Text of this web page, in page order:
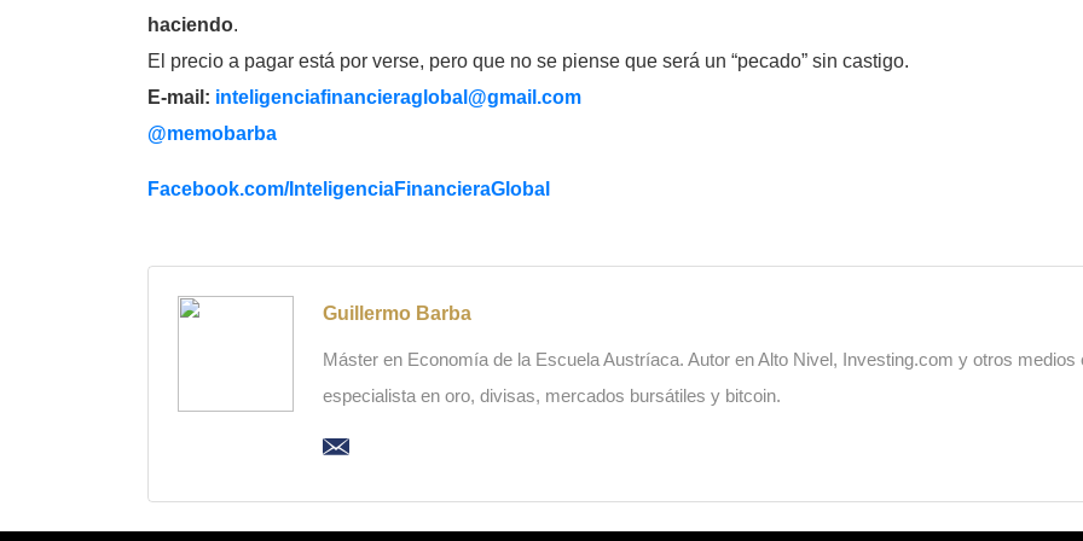
haciendo.
El precio a pagar está por verse, pero que no se piense que será un “pecado” sin castigo.
E-mail: inteligenciafinancieraglobal@gmail.com
@memobarba
Facebook.com/InteligenciaFinancieraGlobal
Guillermo Barba
Máster en Economía de la Escuela Austríaca. Autor en Alto Nivel, Investing.com y otros
especialista en oro, divisas, mercados bursátiles y bitcoin.